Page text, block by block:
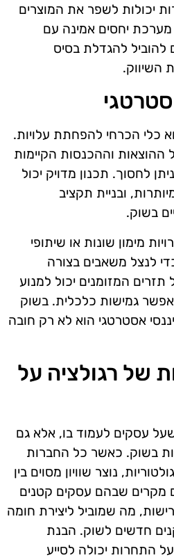
יכולות לשפר את המוצרים
מערכת יחסים אמינה עם
להוביל להגדלת בסיס
השיווק.
כלי הכרחי להפחתת עלויות.
ההוצאות וההכנסות הקיימות
לחסוך. תכנון מדויק יכול
ובניית תקציב
בשוק.
מימון שונות או שיתופי
לנצל משאבים בצורה
תזרים המזומנים יכול למנוע
גמישות כלכלית. בשוק
אסטרטגי הוא לא רק חובה
של רגולציה על
עסקים לעמוד בו, אלא גם
בשוק. כאשר כל החברות
נוצר שוויון מסוים בין
מקרים שבהם עסקים קטנים
מה שמוביל ליצירת חומה
חדשים לשוק. הבנת
התחרות יכולה לסייע